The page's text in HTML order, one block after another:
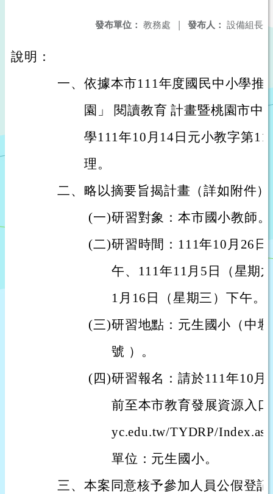
發布人： 設備組長
發布單位： 教務處 |
說明：
一、 依據本市111年度國民中小學推
園」 閱讀教育 計畫暨桃園市中
學111年10月14日元小教字第
理。
二、 略以摘要旨揭計畫（詳如附件）
(一)研習對象：本市國小教師。
(二)研習時間：111年10月26日
午、111年11月5日（星期
1月16日（星期三）下午。
(三)研習地點：元生國小（中
號 ）。
(四)研習報名：請於111年10月
前至本市教育發展資源入
yc.edu.tw/TYDRP/
單位：元生國小。
三、 本案同意核予參加人員公假登